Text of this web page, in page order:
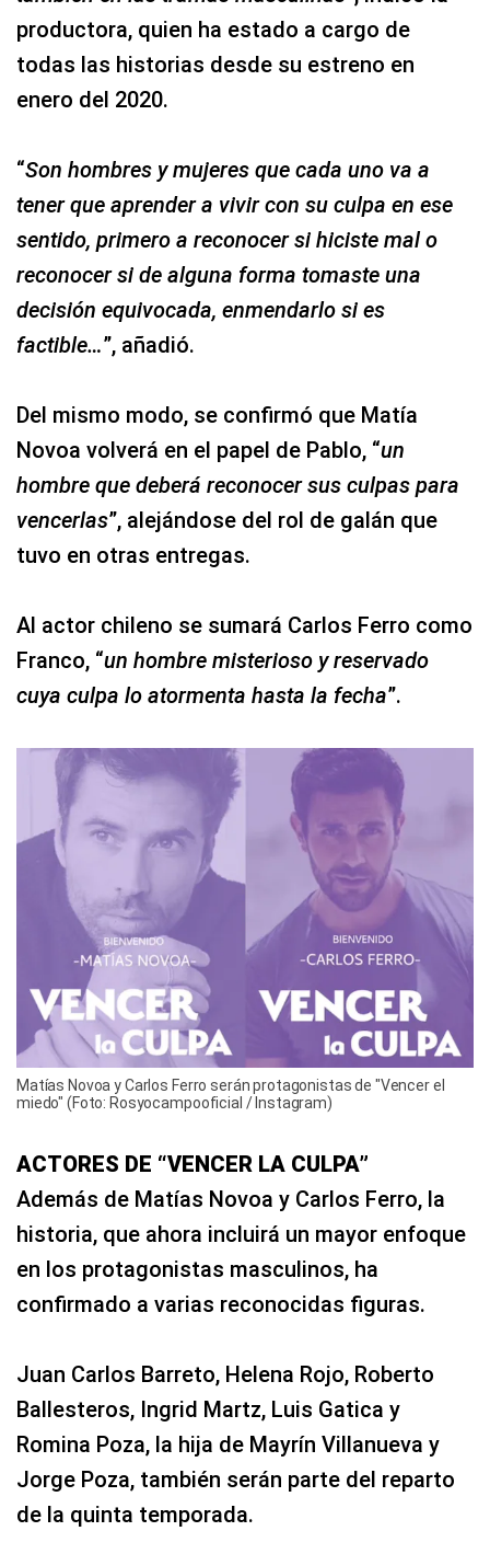
productora, quien ha estado a cargo de
todas las historias desde su estreno en
enero del 2020.
“Son hombres y mujeres que cada uno va a
tener que aprender a vivir con su culpa en ese
sentido, primero a reconocer si hiciste mal o
reconocer si de alguna forma tomaste una
decisión equivocada, enmendarlo si es
factible…”, añadió.
Del mismo modo, se confirmó que Matía
Novoa volverá en el papel de Pablo, “un
hombre que deberá reconocer sus culpas para
vencerlas”, alejándose del rol de galán que
tuvo en otras entregas.
Al actor chileno se sumará Carlos Ferro como
Franco, “un hombre misterioso y reservado
cuya culpa lo atormenta hasta la fecha”.
Matías Novoa y Carlos Ferro serán protagonistas de "Vencer el
miedo" (Foto: Rosyocampooficial / Instagram)
ACTORES DE “VENCER LA CULPA”
Además de Matías Novoa y Carlos Ferro, la
historia, que ahora incluirá un mayor enfoque
en los protagonistas masculinos, ha
confirmado a varias reconocidas figuras.
Juan Carlos Barreto, Helena Rojo, Roberto
Ballesteros, Ingrid Martz, Luis Gatica y
Romina Poza, la hija de Mayrín Villanueva y
Jorge Poza, también serán parte del reparto
de la quinta temporada.